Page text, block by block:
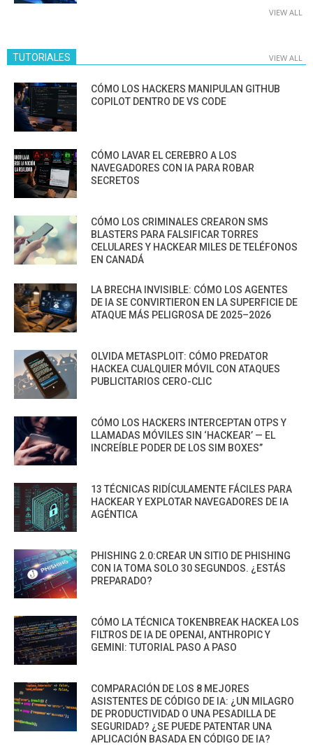
VIEW ALL
TUTORIALES VIEW ALL
CÓMO LOS HACKERS MANIPULAN GITHUB
COPILOT DENTRO DE VS CODE
CÓMO LAVAR EL CEREBRO A LOS
NAVEGADORES CON IA PARA ROBAR
SECRETOS
CÓMO LOS CRIMINALES CREARON SMS
BLASTERS PARA FALSIFICAR TORRES
CELULARES Y HACKEAR MILES DE TELÉFONOS
EN CANADÁ
LA BRECHA INVISIBLE: CÓMO LOS AGENTES
DE IA SE CONVIRTIERON EN LA SUPERFICIE DE
ATAQUE MÁS PELIGROSA DE 2025–2026
OLVIDA METASPLOIT: CÓMO PREDATOR
HACKEA CUALQUIER MÓVIL CON ATAQUES
PUBLICITARIOS CERO-CLIC
CÓMO LOS HACKERS INTERCEPTAN OTPS Y
LLAMADAS MÓVILES SIN ‘HACKEAR’ — EL
INCREÍBLE PODER DE LOS SIM BOXES”
13 TÉCNICAS RIDÍCULAMENTE FÁCILES PARA
HACKEAR Y EXPLOTAR NAVEGADORES DE IA
AGÉNTICA
PHISHING 2.0:CREAR UN SITIO DE PHISHING
CON IA TOMA SOLO 30 SEGUNDOS. ¿ESTÁS
PREPARADO?
CÓMO LA TÉCNICA TOKENBREAK HACKEA LOS
FILTROS DE IA DE OPENAI, ANTHROPIC Y
GEMINI: TUTORIAL PASO A PASO
COMPARACIÓN DE LOS 8 MEJORES
ASISTENTES DE CÓDIGO DE IA: ¿UN MILAGRO
DE PRODUCTIVIDAD O UNA PESADILLA DE
SEGURIDAD? ¿SE PUEDE PATENTAR UNA
APLICACIÓN BASADA EN CÓDIGO DE IA?